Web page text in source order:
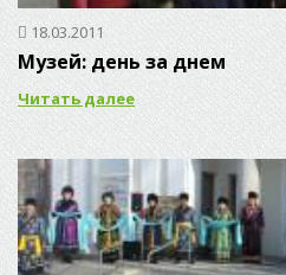
18.03.2011
Музей: день за днем
Читать далее